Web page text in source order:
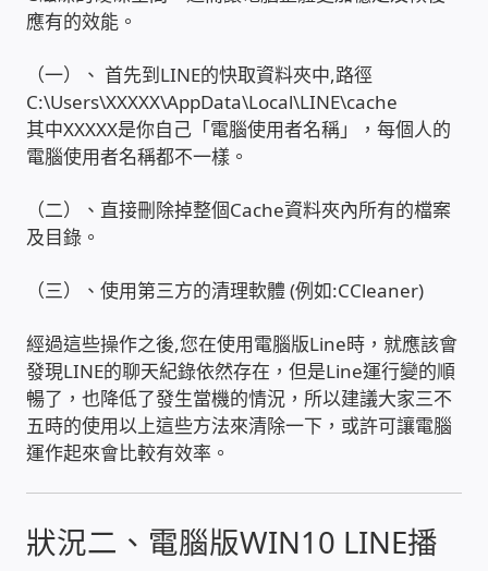
聯絡我們
徵 伙伴
公益贊助、社會貢獻
聯盟合作包商
電腦維修銷售
電腦維護合約
電腦租賃方案
捷元電腦 NUC迷你電腦 伺服器
應有的效能。
（一）、 首先到LINE的快取資料夾中,路徑
C:\Users\XXXXX\AppData\Local\LINE\cache
其中XXXXX是你自己「電腦使用者名稱」，每個人的
電腦使用者名稱都不一樣。
（二）、直接刪除掉整個Cache資料夾內所有的檔案
及目錄。
（三）、使用第三方的清理軟體 (例如:CCleaner)
經過這些操作之後,您在使用電腦版Line時，就應該會
發現LINE的聊天紀錄依然存在，但是Line運行變的順
暢了，也降低了發生當機的情況，所以建議大家三不
五時的使用以上這些方法來清除一下，或許可讓電腦
運作起來會比較有效率。
狀況二、電腦版WIN10 LINE播